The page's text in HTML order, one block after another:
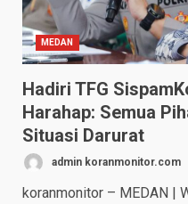
MEDAN
Hadiri TFG
Harahap: Semua
Situasi Darurat
admin koranmonitor.com
koranmonitor – MEDAN |